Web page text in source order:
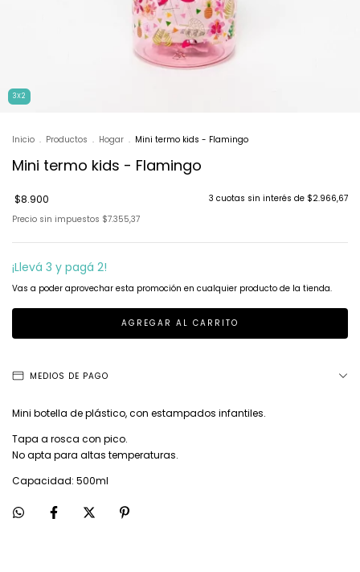
3X2
Inicio . Productos . Hogar . Mini termo kids - Flamingo
Mini termo kids - Flamingo
$8.900 3 cuotas sin interés de $2.966,67
Precio sin impuestos $7.355,37
¡Llevá 3 y pagá 2!
Vas a poder aprovechar esta promoción en cualquier producto de la tienda.
MEDIOS DE PAGO
Mini botella de plástico, con estampados infantiles.
Tapa a rosca con pico.
No apta para altas temperaturas.
Capacidad: 500ml